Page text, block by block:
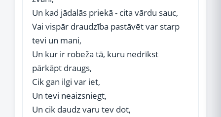
Un kad jādalās priekā - cita vārdu sauc,
Vai vispār draudzība pastāvēt var starp
tevi un mani,
Un kur ir robeža tā, kuru nedrīkst
pārkāpt draugs,
Cik gan ilgi var iet,
Un tevi neaizsniegt,
Un cik daudz varu tev dot,